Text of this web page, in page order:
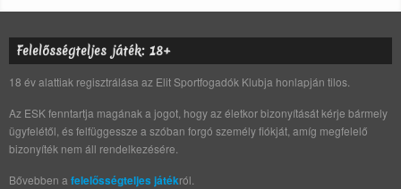
Felelősségteljes játék: 18+
18 év alattiak regisztrálása az Elit Sportfogadók Klubja honlapján tilos.
Az ESK fenntartja magának a jogot, hogy az életkor bizonyítását kérje bármely
ügyfelétől, és felfüggessze a szóban forgó személy fiókját, amíg megfelelő
bizonyíték nem áll rendelkezésére.
Bővebben a felelősségteljes játékról.